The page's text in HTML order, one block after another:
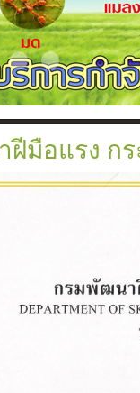
11 1
ะบบวางท่อกำจัดปลวกตาม
สเปรย์ยากำจัดปลวก
อัดน้ำยาเข้าท่อ
มือแรง กร